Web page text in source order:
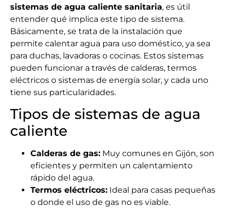
sistemas de agua caliente sanitaria, es útil
entender qué implica este tipo de sistema.
Básicamente, se trata de la instalación que
permite calentar agua para uso doméstico, ya sea
para duchas, lavadoras o cocinas. Estos sistemas
pueden funcionar a través de calderas, termos
eléctricos o sistemas de energía solar, y cada uno
tiene sus particularidades.
Tipos de sistemas de agua
caliente
Calderas de gas: Muy comunes en Gijón, son
eficientes y permiten un calentamiento
rápido del agua.
Termos eléctricos: Ideal para casas pequeñas
o donde el uso de gas no es viable.